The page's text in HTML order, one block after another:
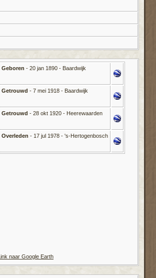
Geboren - 20 jan 1890 - Baardwijk
Getrouwd - 7 mei 1918 - Baardwijk
Getrouwd - 28 okt 1920 - Heerewaarden
Overleden - 17 jul 1978 - 's-Hertogenbosch
Link naar Google Earth